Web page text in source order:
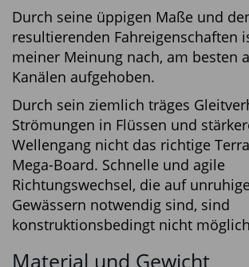
Durch seine üppigen Maße und
resultierenden Fahreigenschaften
meiner Meinung nach, am besten
Kanälen aufgehoben.
Durch sein ziemlich träges
Strömungen in Flüssen und
Wellengang nicht das richtige
Mega-Board. Schnelle und agile
Richtungswechsel, die auf
Gewässern notwendig sind, sind
konstruktionsbedingt nicht
Material und Gewicht